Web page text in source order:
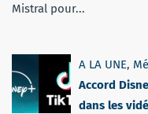
Mistral pour...
A LA UNE,
Accord
dans les